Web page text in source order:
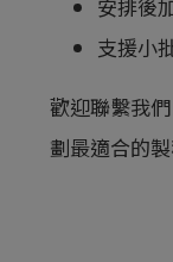
安排後
支援小
歡迎聯繫我
劃最適合的